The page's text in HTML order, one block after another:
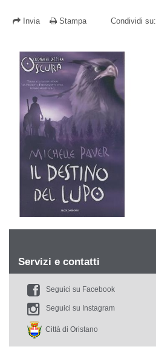
Invia Stampa Condividi su:
Servizi e contatti
Seguici su Facebook
Seguici su Instagram
Città di Oristano